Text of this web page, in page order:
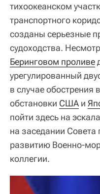
тихоокеанском
транспортного
созданы серьезные
судоходства.
Беринговом проливе
урегулированный
в случае обострения
обстановки США и
пойти здесь на
на заседании Совета
развитию Военно-
коллегии.